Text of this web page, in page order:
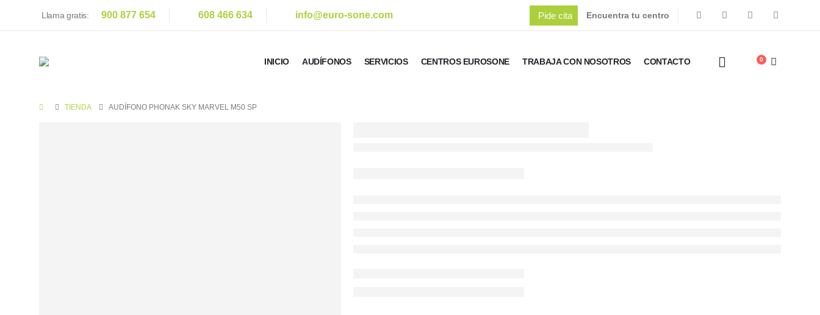
Llama gratis: 900 877 654 608 466 634 info@euro-sone.com Pide cita Encuentra tu centro
INICIO AUDÍFONOS SERVICIOS CENTROS EUROSONE TRABAJA CON NOSOTROS CONTACTO 0
TIENDA AUDÍFONO PHONAK SKY MARVEL M50 SP